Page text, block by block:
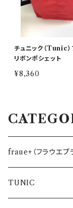
チュニック（Tunic
リボンポシェット
¥8,360
fraue+（フラウエプ
TUNIC